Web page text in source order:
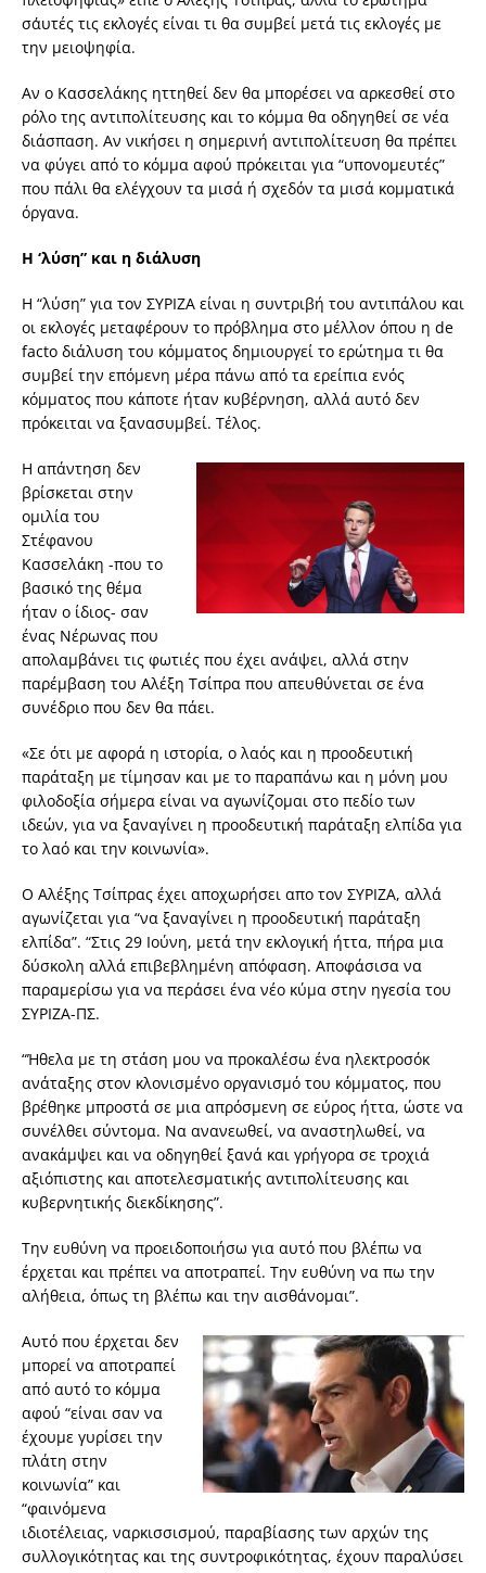
σ΄αυτές τις εκλογές είναι τι θα συμβεί μετά τις εκλογές με
την μειοψηφία.
Αν ο Κασσελάκης ηττηθεί δεν θα μπορέσει να αρκεσθεί στο
ρόλο της αντιπολίτευσης και το κόμμα θα οδηγηθεί σε νέα
διάσπαση. Αν νικήσει η σημερινή αντιπολίτευση θα πρέπει
να φύγει από το κόμμα αφού πρόκειται για “υπονομευτές”
που πάλι θα ελέγχουν τα μισά ή σχεδόν τα μισά κομματικά
όργανα.
Η ‘λύση” και η διάλυση
Η “λύση” για τον ΣΥΡΙΖΑ είναι η συντριβή του αντιπάλου και
οι εκλογές μεταφέρουν το πρόβλημα στο μέλλον όπου η de
facto διάλυση του κόμματος δημιουργεί το ερώτημα τι θα
συμβεί την επόμενη μέρα πάνω από τα ερείπια ενός
κόμματος που κάποτε ήταν κυβέρνηση, αλλά αυτό δεν
πρόκειται να ξανασυμβεί. Τέλος.
Η απάντηση δεν
βρίσκεται στην
ομιλία του
Στέφανου
Κασσελάκη -που το
βασικό της θέμα
ήταν ο ίδιος- σαν
ένας Νέρωνας που
απολαμβάνει τις φωτιές που έχει ανάψει, αλλά στην
παρέμβαση του Αλέξη Τσίπρα που απευθύνεται σε ένα
συνέδριο που δεν θα πάει.
«Σε ότι με αφορά η ιστορία, ο λαός και η προοδευτική
παράταξη με τίμησαν και με το παραπάνω και η μόνη μου
φιλοδοξία σήμερα είναι να αγωνίζομαι στο πεδίο των
ιδεών, για να ξαναγίνει η προοδευτική παράταξη ελπίδα για
το λαό και την κοινωνία».
Ο Αλέξης Τσίπρας έχει αποχωρήσει απο τον ΣΥΡΙΖΑ, αλλά
αγωνίζεται για “να ξαναγίνει η προοδευτική παράταξη
ελπίδα”. “Στις 29 Ιούνη, μετά την εκλογική ήττα, πήρα μια
δύσκολη αλλά επιβεβλημένη απόφαση. Αποφάσισα να
παραμερίσω για να περάσει ένα νέο κύμα στην ηγεσία του
ΣΥΡΙΖΑ-ΠΣ.
“Ήθελα με τη στάση μου να προκαλέσω ένα ηλεκτροσόκ
ανάταξης στον κλονισμένο οργανισμό του κόμματος, που
βρέθηκε μπροστά σε μια απρόσμενη σε εύρος ήττα, ώστε να
συνέλθει σύντομα. Να ανανεωθεί, να αναστηλωθεί, να
ανακάμψει και να οδηγηθεί ξανά και γρήγορα σε τροχιά
αξιόπιστης και αποτελεσματικής αντιπολίτευσης και
κυβερνητικής διεκδίκησης”.
Την ευθύνη να προειδοποιήσω για αυτό που βλέπω να
έρχεται και πρέπει να αποτραπεί. Την ευθύνη να πω την
αλήθεια, όπως τη βλέπω και την αισθάνομαι”.
Αυτό που έρχεται δεν
μπορεί να αποτραπεί
από αυτό το κόμμα
αφού “είναι σαν να
έχουμε γυρίσει την
πλάτη στην
κοινωνία” και
“φαινόμενα
ιδιοτέλειας, ναρκισσισμού, παραβίασης των αρχών της
συλλογικότητας και της συντροφικότητας, έχουν παραλύσει